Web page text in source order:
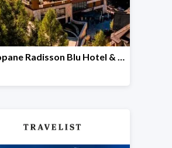
Zakopane Radisson Blu Hotel & Residences Zakopane w Travelist -30%